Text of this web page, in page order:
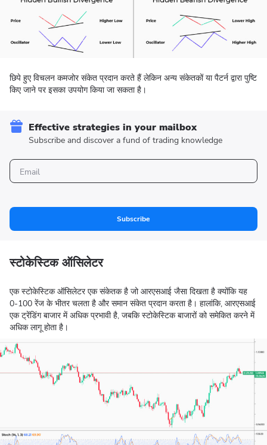
छिपे हुए विचलन कमजोर संकेत प्रदान करते हैं लेकिन अन्य संकेतकों या पैटर्न द्वारा पुष्टि
किए जाने पर इसका उपयोग किया जा सकता है।
Effective strategies in your mailbox
Subscribe and discover a fund of trading knowledge
Subscribe
स्टोकेस्टिक ऑसिलेटर
एक स्टोकेस्टिक ऑसिलेटर एक संकेतक है जो आरएसआई जैसा दिखता है क्योंकि यह
0-100 रेंज के भीतर चलता है और समान संकेत प्रदान करता है। हालांकि, आरएसआई
एक ट्रेंडिंग बाजार में अधिक प्रभावी है, जबकि स्टोकेस्टिक बाजारों को समेकित करने में
अधिक लागू होता है।